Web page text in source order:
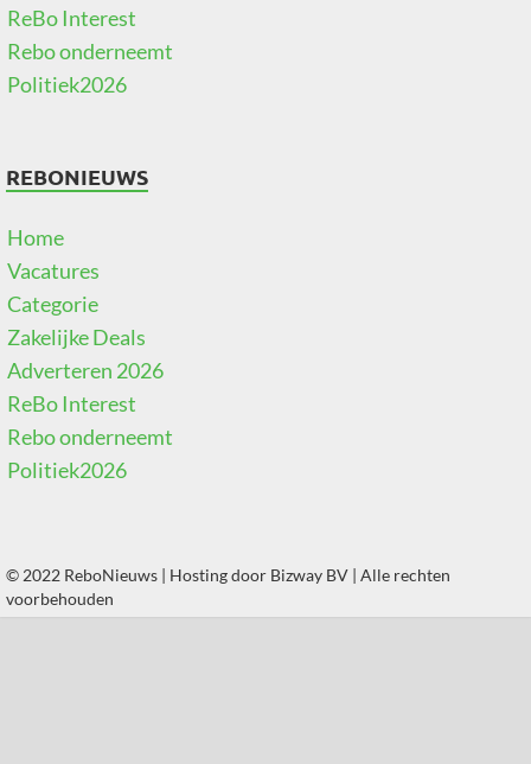
ReBo Interest
Rebo onderneemt
Politiek2026
REBONIEUWS
Home
Vacatures
Categorie
Zakelijke Deals
Adverteren 2026
ReBo Interest
Rebo onderneemt
Politiek2026
© 2022 ReboNieuws | Hosting door Bizway BV | Alle rechten
voorbehouden